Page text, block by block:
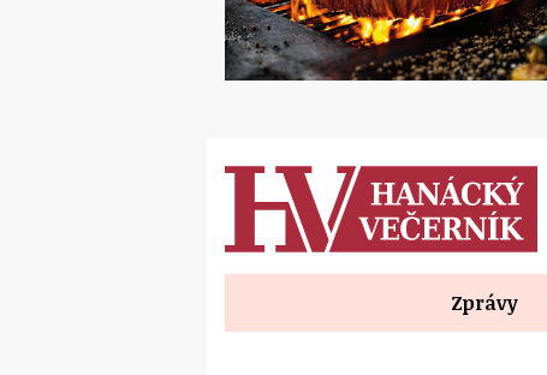
Zprávy